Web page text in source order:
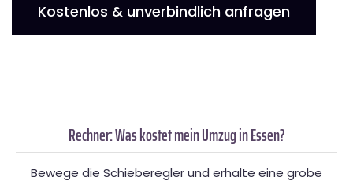
Kostenlos & unverbindlich anfragen
Rechner: Was kostet mein Umzug in Essen?
Bewege die Schieberegler und erhalte eine grobe